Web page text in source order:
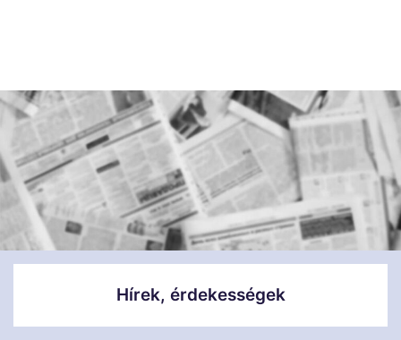
Hírek, érdekességek